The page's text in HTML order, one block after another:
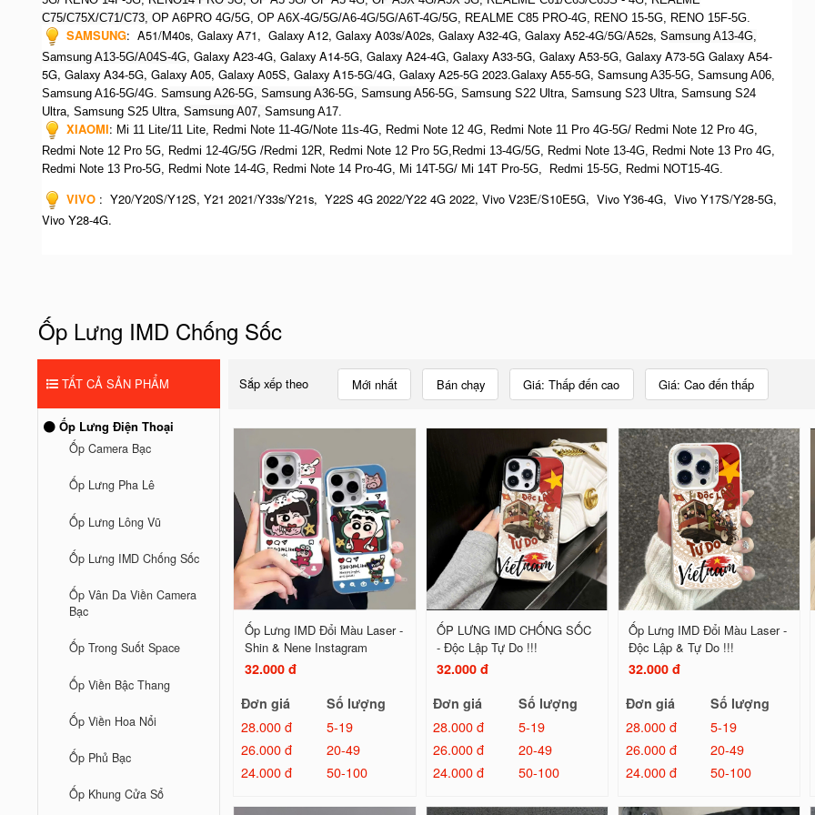
C75/C75X/C71/C73, OP A6PRO 4G/5G, OP A6X-4G/5G/A6-4G/5G/A6T-4G/5G, REALME C85 PRO-4G, RENO 15-5G, RENO 15F-5G.
SAMSUNG: A51/M40s, Galaxy A71, Galaxy A12, Galaxy A03s/A02s, Galaxy A32-4G, Galaxy A52-4G/5G/A52s, Samsung A13-4G,
Samsung A13-5G/A04S-4G, Galaxy A23-4G, Galaxy A14-5G, Galaxy A24-4G, Galaxy A33-5G, Galaxy A53-5G, Galaxy A73-5G Galaxy A54-
5G, Galaxy A34-5G, Galaxy A05, Galaxy A05S, Galaxy A15-5G/4G, Galaxy A25-5G 2023.Galaxy A55-5G, Samsung A35-5G, Samsung A06,
Samsung A16-5G/4G. Samsung A26-5G, Samsung A36-5G, Samsung A56-5G, Samsung S22 Ultra, Samsung S23 Ultra, Samsung S24
Ultra, Samsung S25 Ultra, Samsung A07, Samsung A17.
XIAOMI: Mi 11 Lite/11 Lite, Redmi Note 11-4G/Note 11s-4G, Redmi Note 12 4G, Redmi Note 11 Pro 4G-5G/ Redmi Note 12 Pro 4G,
Redmi Note 12 Pro 5G, Redmi 12-4G/5G /Redmi 12R, Redmi Note 12 Pro 5G,Redmi 13-4G/5G, Redmi Note 13-4G, Redmi Note 13 Pro 4G,
Redmi Note 13 Pro-5G, Redmi Note 14-4G, Redmi Note 14 Pro-4G, Mi 14T-5G/ Mi 14T Pro-5G, Redmi 15-5G, Redmi NOT15-4G.
VIVO : Y20/Y20S/Y12S, Y21 2021/Y33s/Y21s, Y22S 4G 2022/Y22 4G 2022, Vivo V23E/S10E5G, Vivo Y36-4G, Vivo Y17S/Y28-5G,
Vivo Y28-4G.
Ốp Lưng IMD Chống Sốc
TẤT CẢ SẢN PHẨM
Ốp Lưng Điện Thoại
Ốp Camera Bạc
Ốp Lưng Pha Lê
Ốp Lưng Lông Vũ
Ốp Lưng IMD Chống Sốc
Ốp Vân Da Viền Camera
Bạc
Ốp Trong Suốt Space
Ốp Viền Bậc Thang
Ốp Viền Hoa Nổi
Ốp Phủ Bạc
Ốp Khung Cửa Sổ
Sắp xếp theo Mới nhất Bán chạy Giá: Thấp đến cao Giá: Cao đến thấp
Ốp Lưng IMD Đổi Màu Laser -
Shin & Nene Instagram
32.000 đ
Đơn giá
Số lượng
28.000 đ
5-19
26.000 đ
20-49
24.000 đ
50-100
ỐP LƯNG IMD CHỐNG SỐC
- Độc Lập Tự Do !!!
32.000 đ
Đơn giá
Số lượng
28.000 đ
5-19
26.000 đ
20-49
24.000 đ
50-100
Ốp Lưng IMD Đổi Màu Laser -
Độc Lập & Tự Do !!!
32.000 đ
Đơn giá
Số lượng
28.000 đ
5-19
26.000 đ
20-49
24.000 đ
50-100